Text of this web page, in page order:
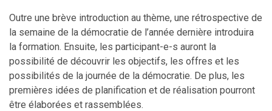
Outre une brève introduction au thème, une rétrospective de
la semaine de la démocratie de l’année dernière introduira
la formation. Ensuite, les participant-e-s auront la
possibilité de découvrir les objectifs, les offres et les
possibilités de la journée de la démocratie. De plus, les
premières idées de planification et de réalisation pourront
être élaborées et rassemblées.